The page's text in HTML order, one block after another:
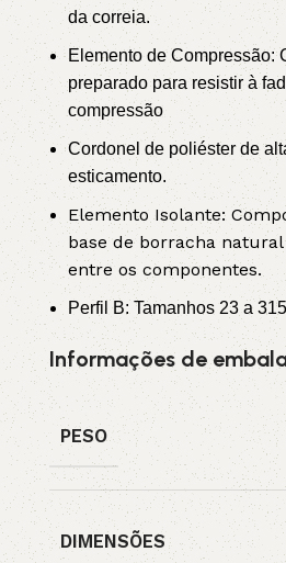
da correia.
Elemento de Compressão:
preparado para resistir à
compressão
Cordonel de poliéster de
esticamento.
Elemento Isolante:
base de borracha
entre os componentes.
Perfil B: Tamanhos 23 a 315
Informações de
PESO
DIMENSÕES